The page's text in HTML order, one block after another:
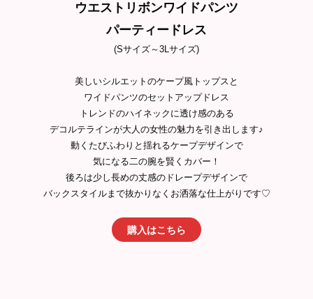
ウエストリボンワイドパンツ
パーティードレス
(Sサイズ～3Lサイズ)
美しいシルエットのケープ風トップスと
ワイドパンツのセットアップドレス
トレンドのハイネックに透け感のある
デコルテラインが大人の女性の魅力を引き出します♪
動くたびふわりと揺れるケープデザインで
気になる二の腕を賢くカバー！
後ろは少し長めの丈感のドレープデザインで
バックスタイルまで抜かりなくお洒落な仕上がりです♡
購入はこちら